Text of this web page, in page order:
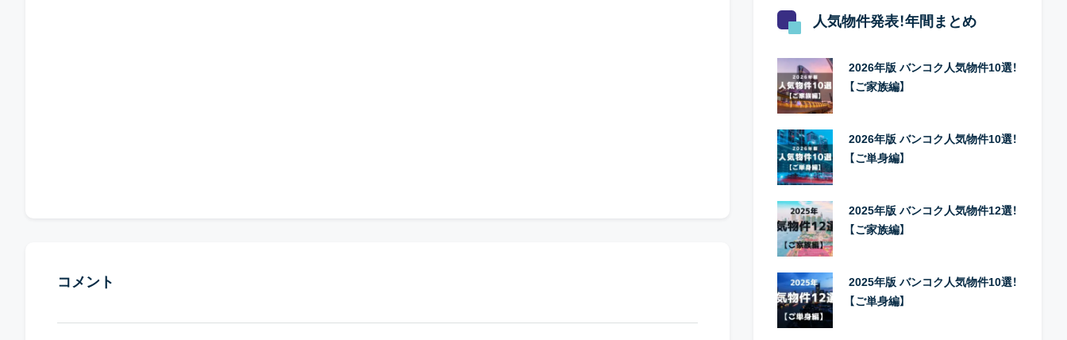
コメント
人気物件発表！年間まとめ
2026年版 バンコク人気物件10選！
【ご家族編】
2026年版 バンコク人気物件10選！
【ご単身編】
2025年版 バンコク人気物件12選！
【ご家族編】
2025年版 バンコク人気物件10選！
【ご単身編】